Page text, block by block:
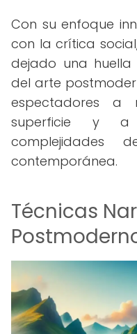
Con su enfoque
con la crítica
dejado una
del arte
espectadores
superficie y
complejidades
contemporánea.
Técnicas